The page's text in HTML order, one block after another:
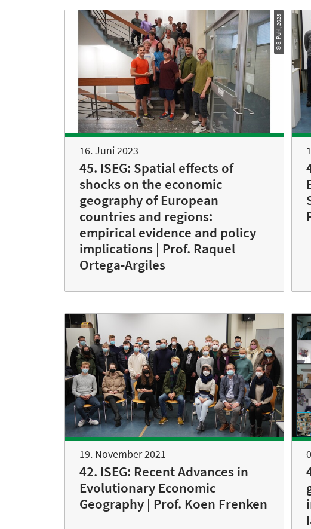
© S. Pohl, 2023
16. Juni 2023
45. ISEG: Spatial effects of
shocks on the economic
geography of European
countries and regions:
empirical evidence and policy
implications | Prof. Raquel
Ortega-Argiles
19. November 2021
42. ISEG: Recent Advances in
Evolutionary Economic
Geography | Prof. Koen Frenken